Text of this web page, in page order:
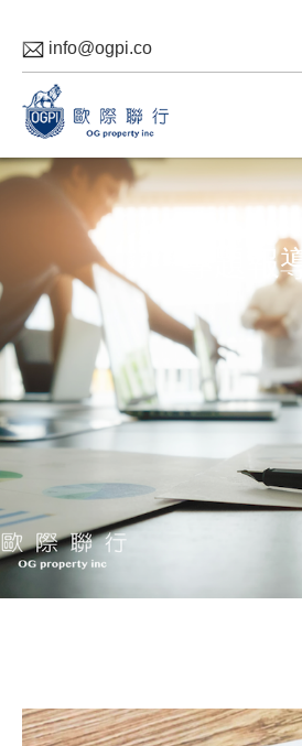
info@ogpi.co
專題報導